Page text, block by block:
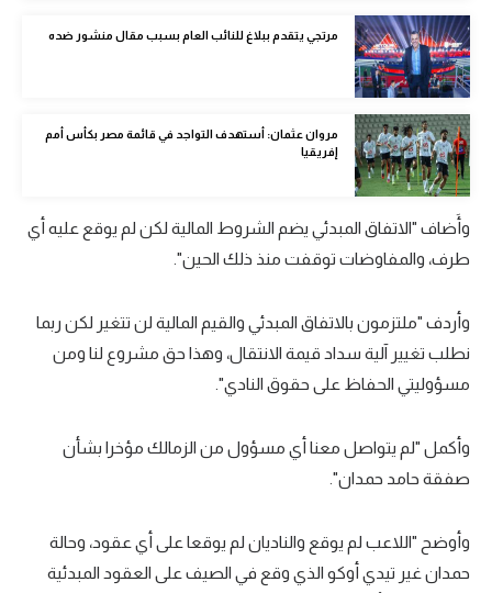
آسيا
أمريكا
ركن الألعاب
أقسام خاصة
Gamers
ميركاتو
تحقيق في الجول
تقرير في الجول
حكايات في الجول
فيديو في الجول
مرتجي يتقدم ببلاغ للنائب العام بسبب مقال منشور ضده
مروان عثمان: أستهدف التواجد في قائمة مصر بكأس أمم
إفريقيا
وأَضاف "الاتفاق المبدئي يضم الشروط المالية لكن لم يوقع عليه أي
طرف، والمفاوضات توقفت منذ ذلك الحين".
وأردف "ملتزمون بالاتفاق المبدئي والقيم المالية لن تتغير لكن ربما
نطلب تغيير آلية سداد قيمة الانتقال، وهذا حق مشروع لنا ومن
مسؤوليتي الحفاظ على حقوق النادي".
وأكمل "لم يتواصل معنا أي مسؤول من الزمالك مؤخرا بشأن
صفقة حامد حمدان".
وأوضح "اللاعب لم يوقع والناديان لم يوقعا على أي عقود، وحالة
حمدان غير تيدي أوكو الذي وقع في الصيف على العقود المبدئية